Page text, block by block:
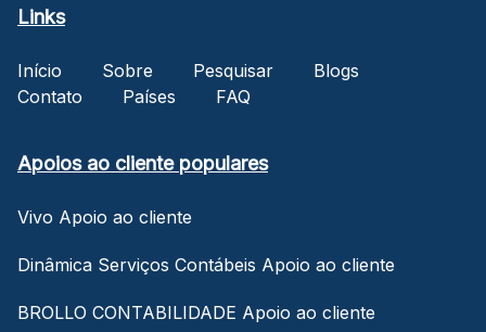
Links
Início Sobre Pesquisar
Blogs
Contato
Países FAQ
Apoios ao cliente populares
Vivo Apoio ao cliente
Dinâmica Serviços Contábeis Apoio ao cliente
BROLLO CONTABILIDADE Apoio ao cliente